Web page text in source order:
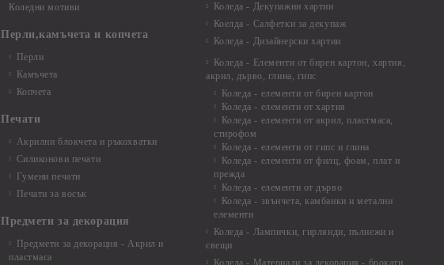
Коледни мотиви
Перли,камъчета и копчета
Перли
Камъчета
Копчета
Печати
Акрилни блокчета и ръкохватки
Силиконови печати
Гумени печати
Печати за восък
Предмети за декорация
Предмети за декорация - Акрил и
пластмаса
Коледа - Декупажни хартии
Коелда - Салфетки за декупаж
Коледа - Дизайнерски хартии
Коледа - Eлементи от бирен картон, хартия,
акрил, дърво, глина, гипс
Коледа - елементи от бирен картон
Коледа - елементи от хартия
Коледа - елементи от акрил, пластмаса,
стирофом
Коледа - елементи от гипс и глина
Коледа - елементи от филц, фоам, плат и
прежда
Коледа - елементи от дърво
Коледа - звънчета, камбанки и метални
елементи
Коледа - Лампички, гирлянди, пълнежи и
свещи
Коледа - Материали за декорация - брокати,